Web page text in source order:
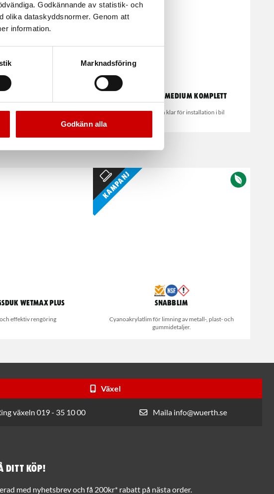
Godkännande av statistik- och
olika dataskyddsnormer. Genom att
information.
Marknadsföring
Godkänn alla
mm. Förmonterad och klar för
Bilinredning medium komplett
Förmonterad och klar för installation i bil
Wetmax Plus
effektiv rengöring
Kampanj
Snabblim
Cyanoakrylatlim för limning av metall-, plast- och
gummidetaljer.
Växel
växeln 019 - 35 10 00 Maila info@wuerth.se
ditt köp!
med nyhetsbrev och få 200kr* rabatt på nästa order.